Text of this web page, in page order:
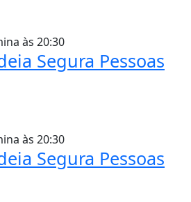
às 20:30
Segura Pessoas
às 20:30
Segura Pessoas